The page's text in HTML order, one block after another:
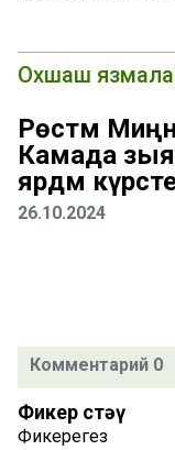
Охшаш
Рөстәм
Камада зыян
ярдәм
26.10.2024
Комментарий 0
Фикер өстәү
Фикерегез